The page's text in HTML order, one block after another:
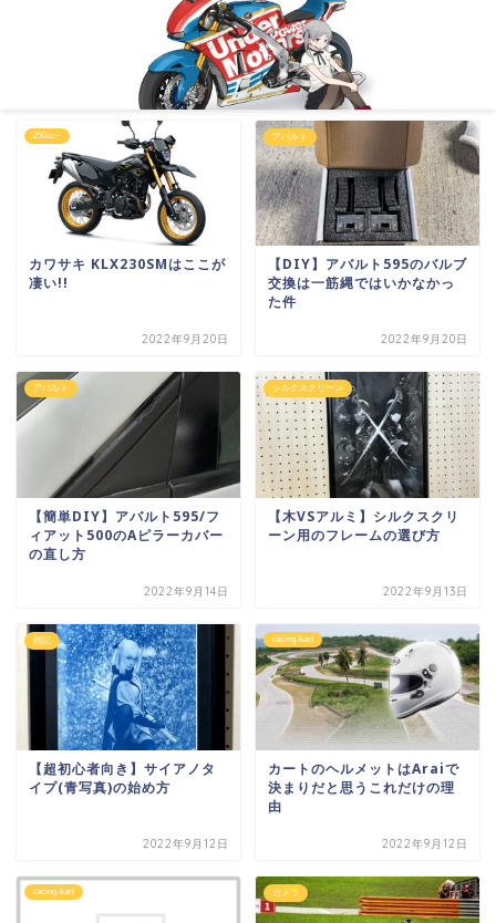
250cc~
カワサキ KLX230SMはここが
凄い!!
2022年9月20日
アバルト
【DIY】アバルト595のバルブ
交換は一筋縄ではいかなかっ
た件
2022年9月20日
アバルト
【簡単DIY】アバルト595/フ
ィアット500のAピラーカバー
の直し方
2022年9月14日
シルクスクリーン
【木VSアルミ】シルクスクリ
ーン用のフレームの選び方
2022年9月13日
雑記
【超初心者向き】サイアノタ
イプ(青写真)の始め方
2022年9月12日
racing-kart
カートのヘルメットはAraiで
決まりだと思うこれだけの理
由
2022年9月12日
racing-kart カメラ